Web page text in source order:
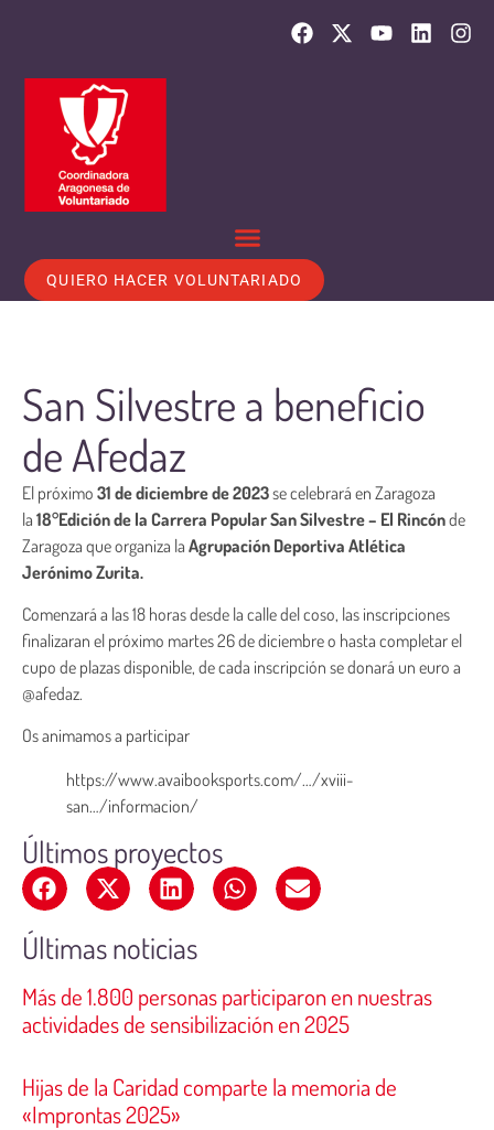
QUIERO HACER VOLUNTARIADO
San Silvestre a beneficio
de Afedaz
El próximo 31 de diciembre de 2023se celebrará en Zaragoza
la 18°Edición de la Carrera Popular San Silvestre – El Rincónde
Zaragoza que organiza la Agrupación Deportiva Atlética
Jerónimo Zurita.
Comenzará a las 18 horas desde la calle del coso, las inscripciones
finalizaran el próximo martes 26 de diciembre o hasta completar el
cupo de plazas disponible, de cada inscripción se donará un euro a
@afedaz.
Os animamos a participar
https://www.avaibooksports.com/…/xviii-
san…/informacion/
Últimos proyectos
Últimas noticias
Más de 1.800 personas participaron en nuestras
actividades de sensibilización en 2025
Hijas de la Caridad comparte la memoria de
«Improntas 2025»